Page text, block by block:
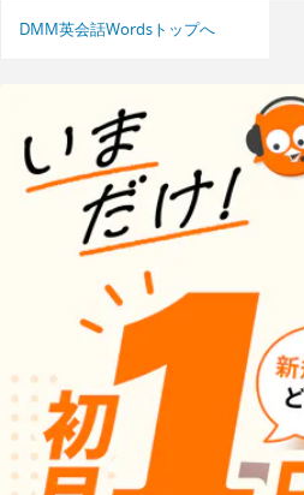
DMM英会話Wordsトップへ